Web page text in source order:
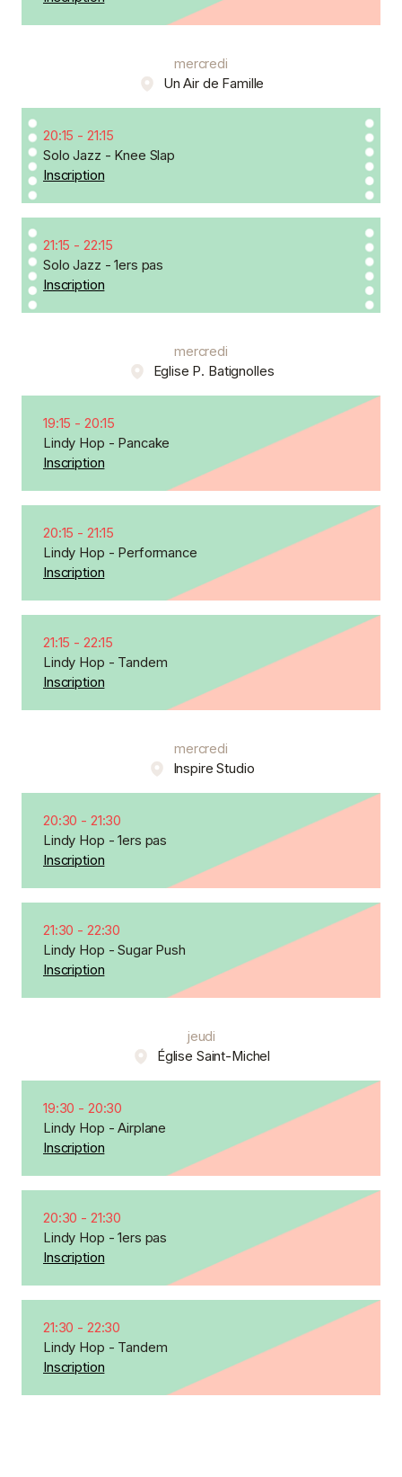
mercredi
Un Air de Famille
20:15 - 21:15
Solo Jazz - Knee Slap
Inscription
21:15 - 22:15
Solo Jazz - 1ers pas
Inscription
mercredi
Eglise P. Batignolles
19:15 - 20:15
Lindy Hop - Pancake
Inscription
20:15 - 21:15
Lindy Hop - Performance
Inscription
21:15 - 22:15
Lindy Hop - Tandem
Inscription
mercredi
Inspire Studio
20:30 - 21:30
Lindy Hop - 1ers pas
Inscription
21:30 - 22:30
Lindy Hop - Sugar Push
Inscription
jeudi
Église Saint-Michel
19:30 - 20:30
Lindy Hop - Airplane
Inscription
20:30 - 21:30
Lindy Hop - 1ers pas
Inscription
21:30 - 22:30
Lindy Hop - Tandem
Inscription